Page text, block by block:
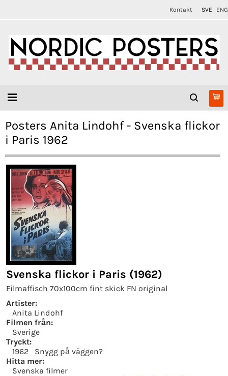
Kontakt SVE ENG
Posters Anita Lindohf - Svenska flickor
i Paris 1962
Svenska flickor i Paris (1962)
Filmaffisch 70x100cm fint skick FN original
Artister:
Anita Lindohf
Filmen från:
Sverige
Tryckt:
1962
Snygg på väggen?
Hitta mer:
Svenska filmer